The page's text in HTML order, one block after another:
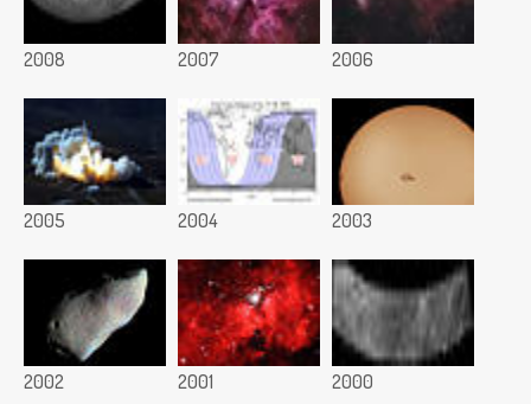
2008 2007 2006
2005 2004 2003
2002 2001 2000